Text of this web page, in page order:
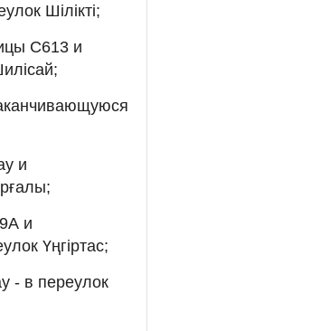
Шілікті;
С613 и
и
и
Үңгіртас;
- в переулок